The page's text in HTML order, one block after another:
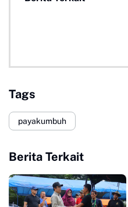
Tags
payakumbuh
Berita Terkait